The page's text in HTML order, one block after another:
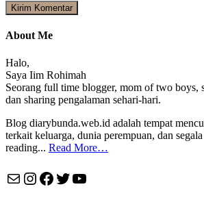
About Me
Halo,
Saya Iim Rohimah
Seorang full time blogger, mom of two boys,
dan sharing pengalaman sehari-hari.
Blog diarybunda.web.id adalah tempat
terkait keluarga, dunia perempuan, dan
reading... Read More…
MailInstagram
Facebook
Twitter
YouTube